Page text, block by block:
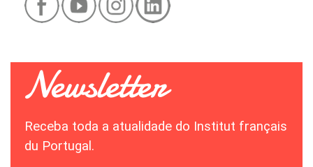
Receba toda a atualidade do Institut français
du Portugal.